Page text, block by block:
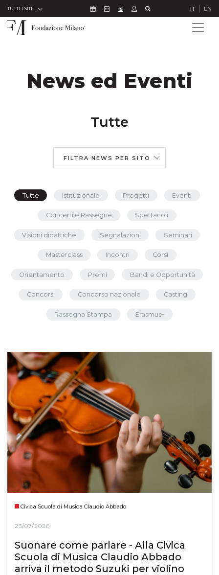
Skip to Content
TUTTI I SITI Icona Sostienici
Icona Calendario Eventi
Icona Newsletter
Icona Studenti IT EN
News ed Eventi
Tutte
FILTRA NEWS PER SITO
Tutte Istituzionale Progetti Eventi
Concerti e Rassegne Spettacoli
Visioni didattiche Segnalazioni Seminari
Masterclass Incontri Corsi
Orientamento Premi Bandi e Opportunità
Concorsi Concorso nazionale Casting
Rassegna Stampa Erasmus+
Civica Scuola di Musica Claudio Abbado
23/07/2026
Suonare come parlare - Alla Civica
Scuola di Musica Claudio Abbado
arriva il metodo Suzuki per violino